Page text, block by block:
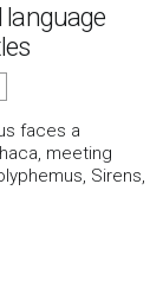
language
faces a
meeting
Sirens,